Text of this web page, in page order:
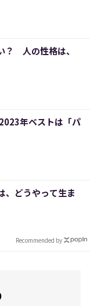
？ 人の性格は、
年ベストは「パ
、どうやって生ま
Recommended by